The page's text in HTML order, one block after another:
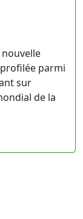
nouvelle
parmi
sur
de la